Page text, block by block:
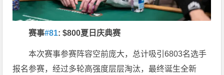
赛事#81:$800夏日庆典赛
本次赛事参赛阵容空前庞大，总计吸引6803名选手
报名参赛，经过多轮高强度层层淘汰，最终诞生全新